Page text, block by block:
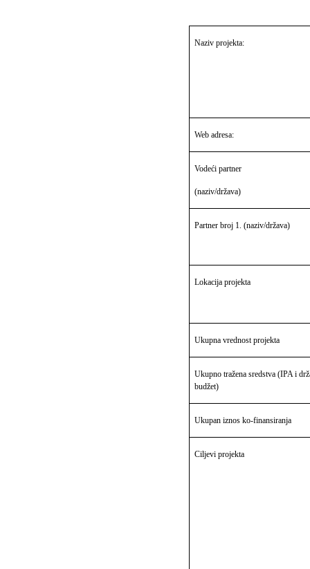
Naziv projekta:
Web adresa:
Vodeći partner
(naziv/država)
Partner broj 1. (naziv/država)
Lokacija projekta
Ukupna vrednost projekta
Ukupno tražena sredstva (IPA i
budžet)
Ukupan iznos ko-finansiranja
Ciljevi projekta